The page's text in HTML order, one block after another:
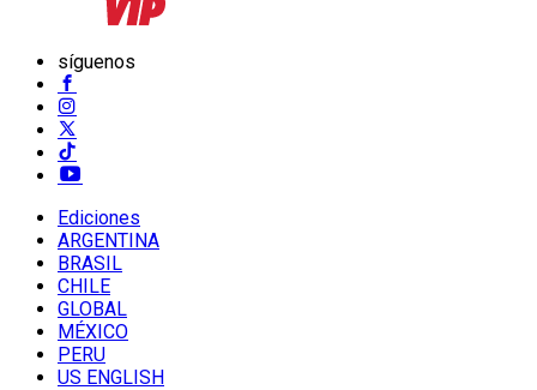
síguenos
Ediciones
ARGENTINA
BRASIL
CHILE
GLOBAL
MÉXICO
PERU
US ENGLISH